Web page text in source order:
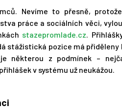
Nevíme to přesně,
práce a sociálních věci,
stazepromlade.cz.
stážistická pozice má přiděleny
některou z podmínek –
v systému už neukážou.